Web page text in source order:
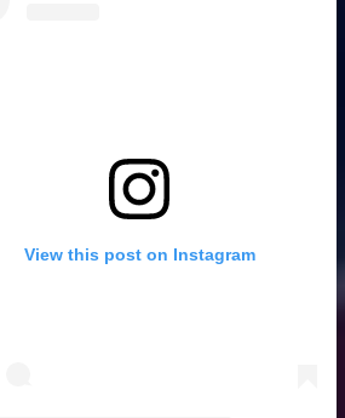
View this post on Instagram